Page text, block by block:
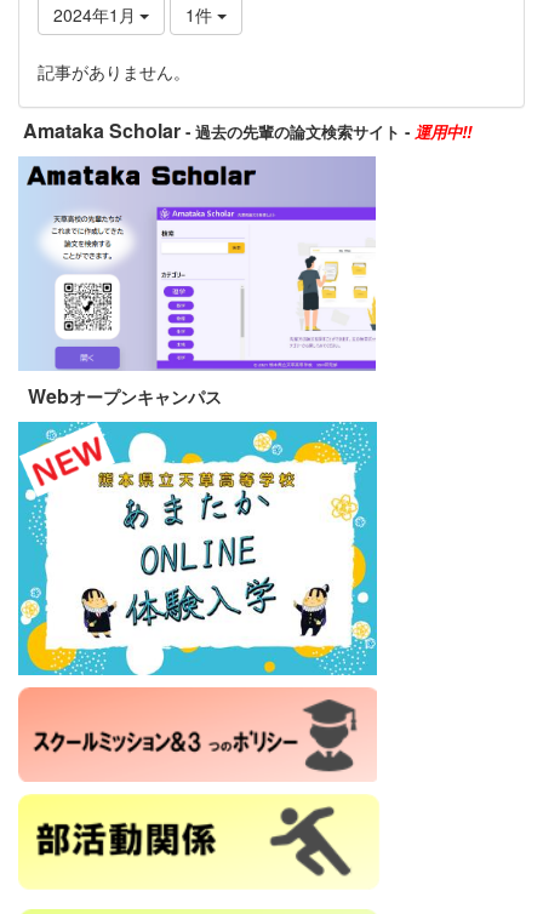
2024年1月 1件
記事がありません。
Amataka Scholar - 過去の先輩の論文検索サイト - 運用中!!
Webオープンキャンパス